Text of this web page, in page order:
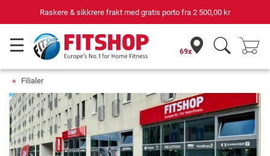
Raskere & sikkrere frakt med gratis porto fra 2 500,00 kr
69x
Filialer